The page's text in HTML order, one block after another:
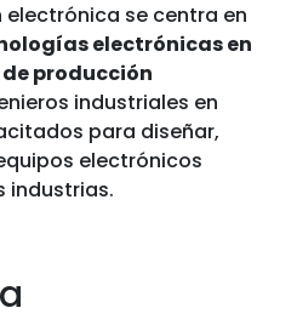
electrónica se centra en
electrónicas en
producción
industriales en
para diseñar,
electrónicos
industrias.